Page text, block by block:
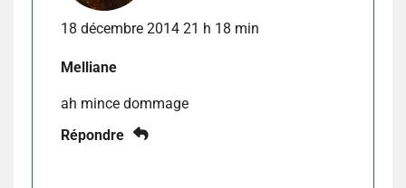
18 décembre 2014 21 h 18 min
Melliane
ah mince dommage
Répondre